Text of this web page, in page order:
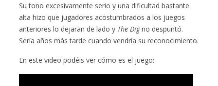
Su tono excesivamente serio y una dificultad bastante
alta hizo que jugadores acostumbrados a los juegos
anteriores lo dejaran de lado y The Digno despuntó.
Sería años más tarde cuando vendría su reconocimiento.
En este video podéis ver cómo es el juego: